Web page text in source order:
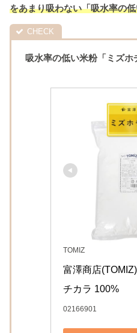
をあまり吸わない「吸水率の
吸水率の低い米粉「ミズホ
TOMIZ
富澤商店
02166901